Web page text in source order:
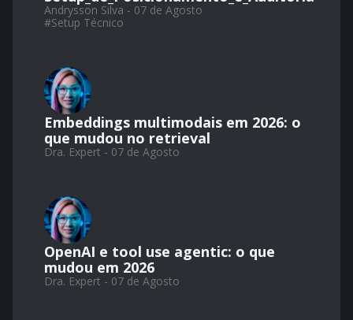
Andrysson Silva - 07 de Agosto
#Setup Técnico
Embeddings multimodais em 2026: o
que mudou no retrieval
Dra. Expert - 07 de Agosto
OpenAI e tool use agentic: o que
mudou em 2026
Dra. Expert - 07 de Agosto